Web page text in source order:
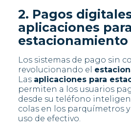
2. Pagos
aplicaciones
estacionamiento
Los sistemas de pago sin
revolucionando el
Las aplicaciones para
permiten a los usuarios
desde su teléfono
colas en los parquímetros
uso de efectivo.